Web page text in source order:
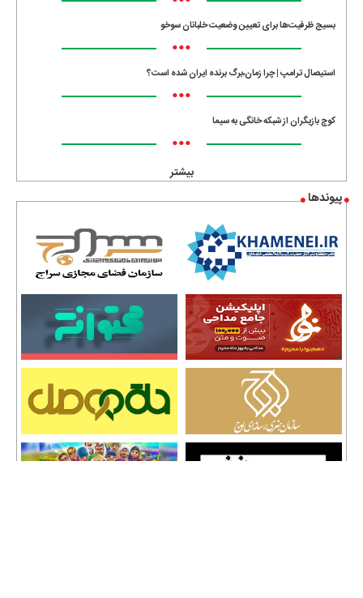
بسیج ظرفیت‌ها برای تعیین وضعیت خلبانان سوخو
•••
استیصال ترامپ | چرا زمان،برگ برنده ایران شده است؟
•••
کوچ بازیگران از شبکه خانگی به سیما
•••
بیشتر
پیوندها